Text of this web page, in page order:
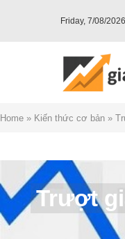
Friday, 7/08/2026
Home » Kiến thức cơ bản »
Trượt